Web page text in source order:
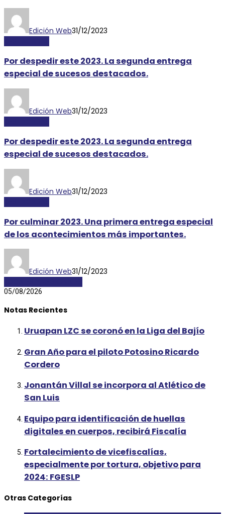
Edición Web31/12/2023
Por despedir este 2023. La segunda entrega
especial de sucesos destacados.
Edición Web31/12/2023
Por despedir este 2023. La segunda entrega
especial de sucesos destacados.
Edición Web31/12/2023
Por culminar 2023. Una primera entrega especial
de los acontecimientos más importantes.
Edición Web31/12/2023
05/08/2026
Notas Recientes
Uruapan LZC se coronó en la Liga del Bajío
Gran Año para el piloto Potosino Ricardo
Cordero
Jonantán Villal se incorpora al Atlético de
San Luis
Equipo para identificación de huellas
digitales en cuerpos, recibirá Fiscalía
Fortalecimiento de vicefiscalías,
especialmente por tortura, objetivo para
2024: FGESLP
Otras Categorías